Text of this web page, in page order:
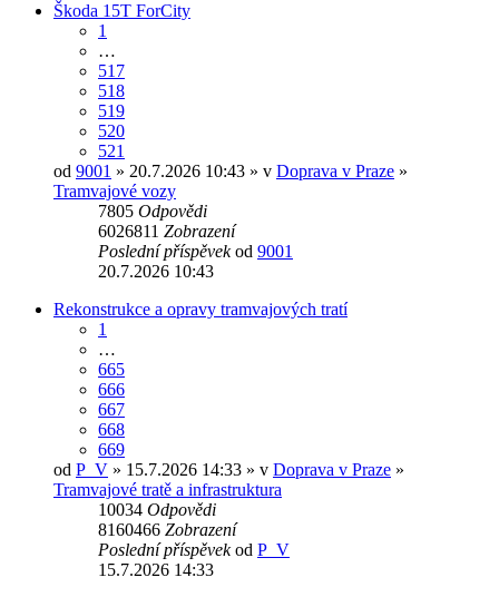
Škoda 15T ForCity
1
…
517
518
519
520
521
od 9001 » 20.7.2026 10:43 » v Doprava v Praze »
Tramvajové vozy
7805 Odpovědi
6026811 Zobrazení
Poslední příspěvekod 9001
20.7.2026 10:43
Rekonstrukce a opravy tramvajových tratí
1
…
665
666
667
668
669
od P_V » 15.7.2026 14:33 » v Doprava v Praze »
Tramvajové tratě a infrastruktura
10034 Odpovědi
8160466 Zobrazení
Poslední příspěvekod P_V
15.7.2026 14:33